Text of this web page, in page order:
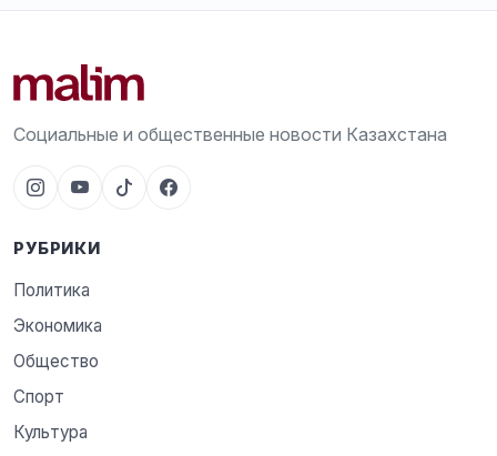
Социальные и общественные новости Казахстана
РУБРИКИ
Политика
Экономика
Общество
Спорт
Культура